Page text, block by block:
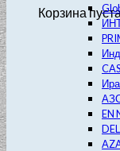
Корзина
EN